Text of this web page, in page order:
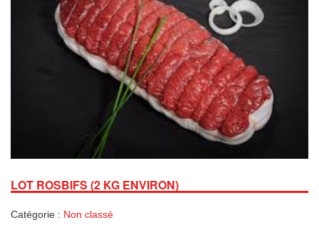
LOT ROSBIFS (2 KG ENVIRON)
Catégorie : Non classé